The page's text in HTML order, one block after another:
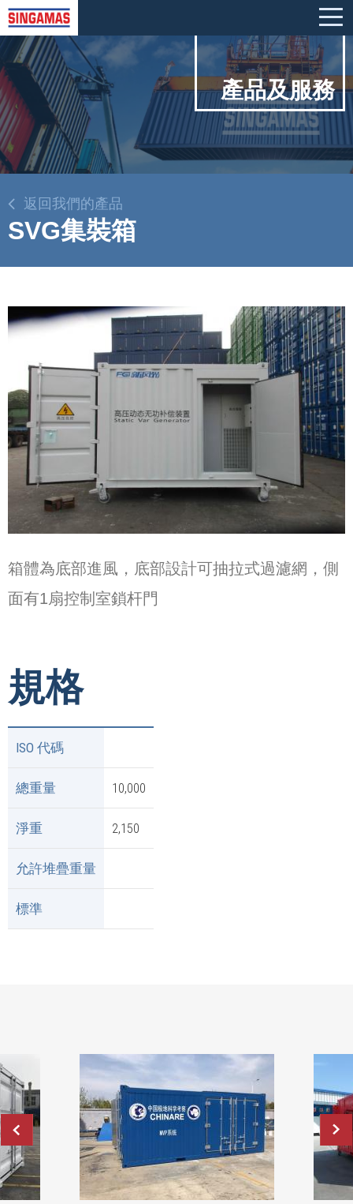
產品及服務
返回我們的產品
SVG集裝箱
箱體為底部進風，底部設計可抽拉式過濾網，側
面有1扇控制室鎖杆門
規格
ISO 代碼
總重量 10,000
淨重 2,150
允許堆疊重量
標準